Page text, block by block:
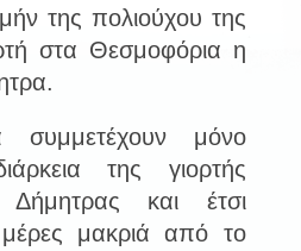
της πολιούχου της
στα Θεσμοφόρια η
μόνο
της γιορτής
και έτσι
μακριά από το